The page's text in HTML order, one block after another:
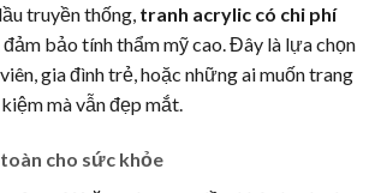
truyền thống, tranh acrylic có chi phí
đảm bảo tính thẩm mỹ cao. Đây là lựa chọn
gia đình trẻ, hoặc những ai muốn trang
mà vẫn đẹp mắt.
cho sức khỏe